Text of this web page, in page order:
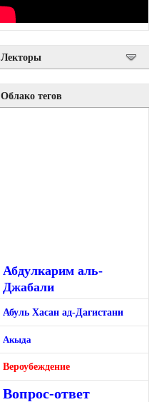
Лекторы
Облако тегов
Абдулкарим аль-
Джабали
Абуль Хасан ад-Дагистани
Акыда
Вероубеждение
Вопрос-ответ